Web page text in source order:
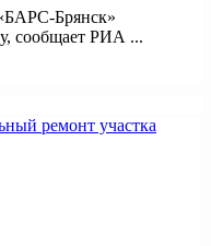
Брянск»
сообщает РИА ...